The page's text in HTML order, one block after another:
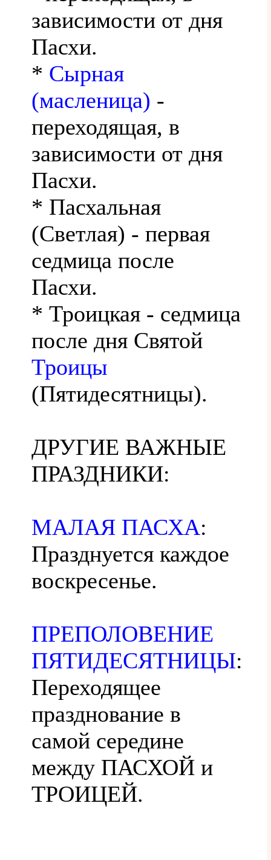
зависимости от дня
Пасхи.
* Сырная
(масленица) -
переходящая, в
зависимости от дня
Пасхи.
* Пасхальная
(Светлая) - первая
седмица после
Пасхи.
* Троицкая - седмица
после дня Святой
Троицы
(Пятидесятницы).
ДРУГИЕ ВАЖНЫЕ
ПРАЗДНИКИ:
МАЛАЯ ПАСХА:
Празднуется каждое
воскресенье.
ПРЕПОЛОВЕНИЕ
ПЯТИДЕСЯТНИЦЫ:
Переходящее
празднование в
самой середине
между ПАСХОЙ и
ТРОИЦЕЙ.